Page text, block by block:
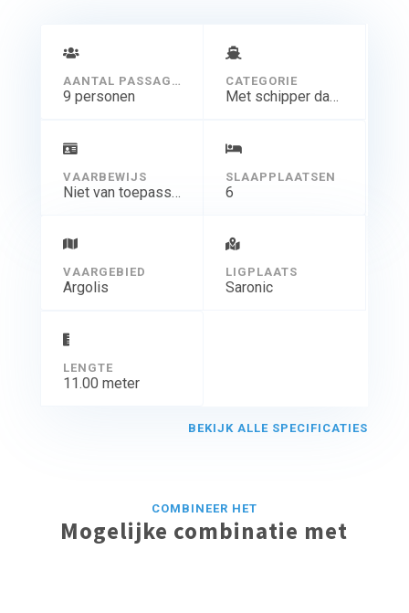
AANTAL PASSAGIERS
9 personen
CATEGORIE
Met schipper dagtocht
VAARBEWIJS
Niet van toepassing
SLAAPPLAATSEN
6
VAARGEBIED
Argolis
LIGPLAATS
Saronic
LENGTE
11.00 meter
BEKIJK ALLE SPECIFICATIES
COMBINEER HET
Mogelijke combinatie met